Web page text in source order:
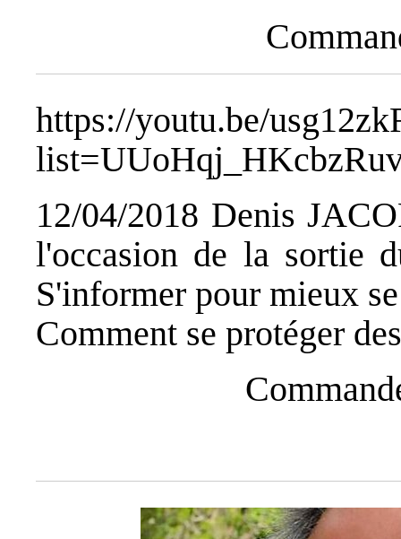
https://youtu.be/
12/04/2018 Denis
l'occasion de la sortie
S'informer pour mieux
Comment se protéger